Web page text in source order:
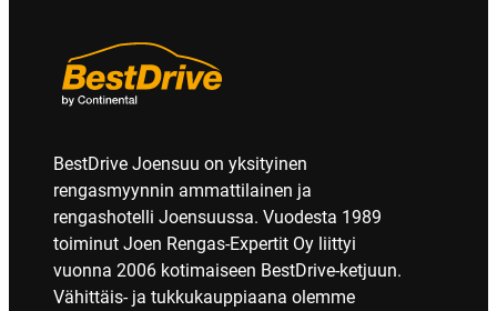
BestDrive Joensuu on yksityinen
rengasmyynnin ammattilainen ja
rengashotelli Joensuussa. Vuodesta 1989
toiminut Joen Rengas-Expertit Oy liittyi
vuonna 2006 kotimaiseen BestDrive-ketjuun.
Vähittäis- ja tukkukauppiaana olemme